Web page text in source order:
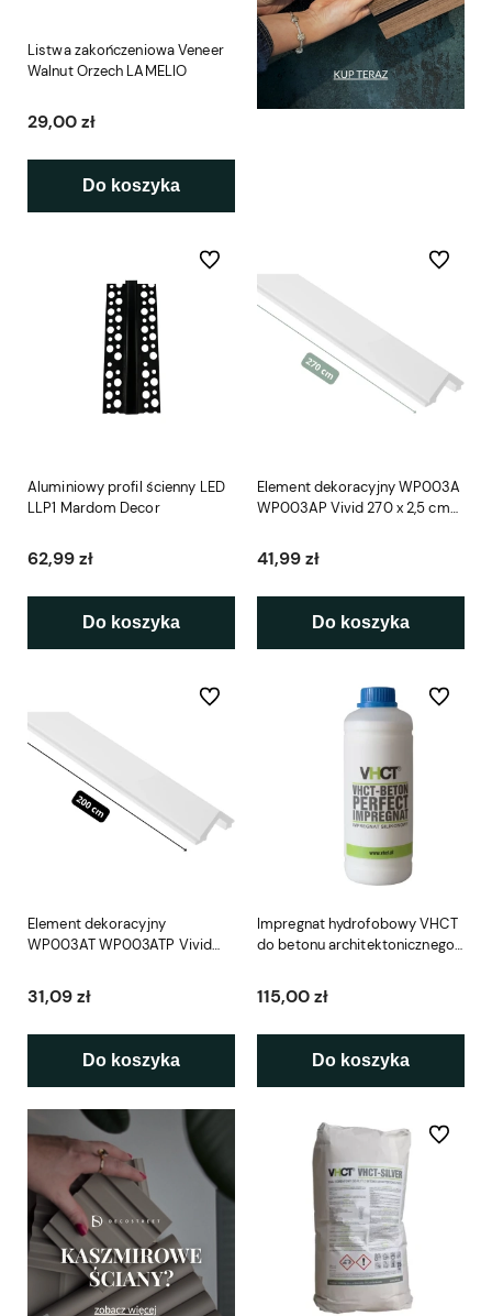
Listwa zakończeniowa Veneer
Walnut Orzech LAMELIO
29,00 zł
Do koszyka
Aluminiowy profil ścienny LED
LLP1 Mardom Decor
62,99 zł
Do koszyka
Do ulubionych
Element dekoracyjny WP003A
WP003AP Vivid 270 x 2,5 cm
41,99 zł
Do koszyka
Do
Element dekoracyjny
WP003AT WP003ATP Vivid
31,09 zł
Do koszyka
Do ulubionych
Impregnat hydrofobowy VHCT
do betonu architektonicznego
115,00 zł
Do koszyka
Do
Do